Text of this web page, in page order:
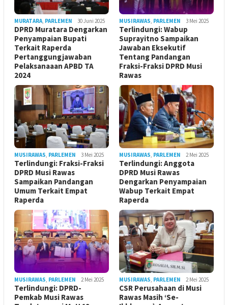
MURATARA, PARLEMEN 30 Juni 2025
DPRD Muratara Dengarkan
Penyampaian Bupati
Terkait Raperda
Pertanggungjawaban
Pelaksanaaan APBD TA
2024
MUSIRAWAS, PARLEMEN 3 Mei 2025
Terlindungi: Wabup
Suprayitno Sampaikan
Jawaban Eksekutif
Tentang Pandangan
Fraksi-Fraksi DPRD Musi
Rawas
MUSIRAWAS, PARLEMEN 3 Mei 2025
Terlindungi: Fraksi-Fraksi
DPRD Musi Rawas
Sampaikan Pandangan
Umum Terkait Empat
Raperda
MUSIRAWAS, PARLEMEN 2 Mei 2025
Terlindungi: Anggota
DPRD Musi Rawas
Dengarkan Penyampaian
Wabup Terkait Empat
Raperda
MUSIRAWAS, PARLEMEN 2 Mei 2025
Terlindungi: DPRD-
Pemkab Musi Rawas
MUSIRAWAS, PARLEMEN 2 Mei 2025
CSR Perusahaan di Musi
Rawas Masih ‘Se-